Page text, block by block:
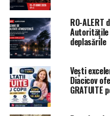
RO-ALERT
Autoritățile
deplasările
Vești
Diacicov